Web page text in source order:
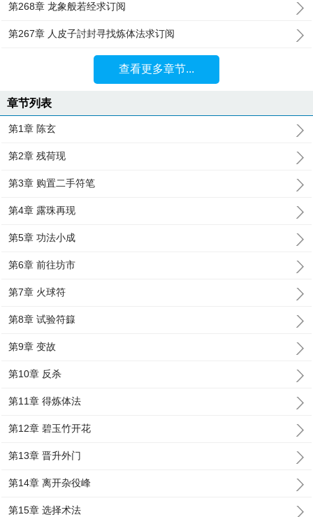
第268章 龙象般若经求订阅
第267章 人皮子討封寻找炼体法求订阅
查看更多章节...
章节列表
第1章 陈玄
第2章 残荷现
第3章 购置二手符笔
第4章 露珠再现
第5章 功法小成
第6章 前往坊市
第7章 火球符
第8章 试验符籙
第9章 变故
第10章 反杀
第11章 得炼体法
第12章 碧玉竹开花
第13章 晋升外门
第14章 离开杂役峰
第15章 选择术法